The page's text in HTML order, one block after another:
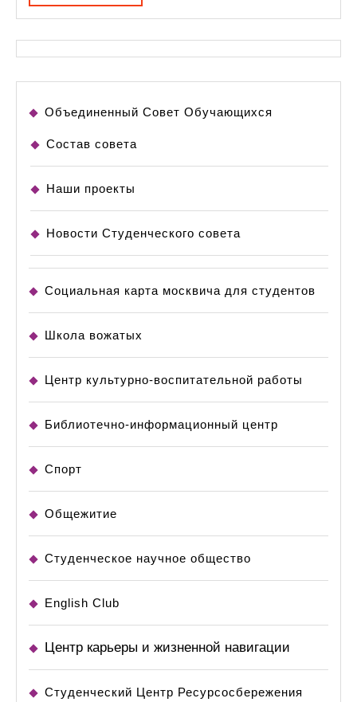
Объединенный Совет Обучающихся
Состав совета
Наши проекты
Новости Студенческого совета
Социальная карта москвича для студентов
Школа вожатых
Центр культурно-воспитательной работы
Библиотечно-информационный центр
Спорт
Общежитие
Студенческое научное общество
English Club
Центр карьеры и жизненной навигации
Студенческий Центр Ресурсосбережения